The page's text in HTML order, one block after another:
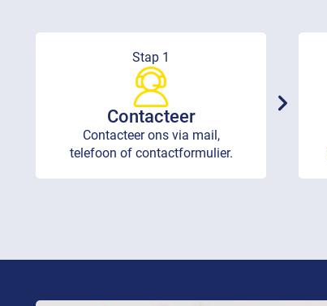
Stap 1
Contacteer
Contacteer ons via mail,
telefoon of contactformulier.